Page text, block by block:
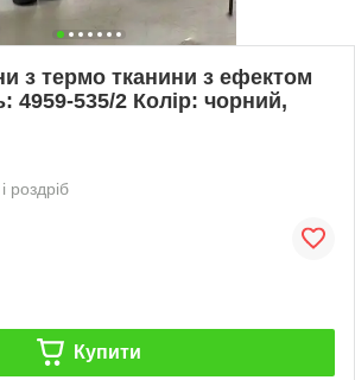
з термо тканини з ефектом
4959-535/2 Колір: чорний,
роздріб
Купити